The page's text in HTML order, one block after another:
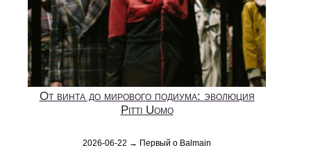
От винта до мирового подиума: эволюция
Pitti Uomo
2026-06-22 → Первый о Balmain